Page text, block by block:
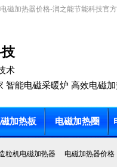
磁加热器价格-润之能节能科技官
术
智能电磁采暖炉 高效电磁
加热板 电磁加热圈
粒机电磁加热器 电磁加热器价格